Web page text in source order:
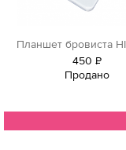
Планшет бровиста
450 Р
уб.
Продано